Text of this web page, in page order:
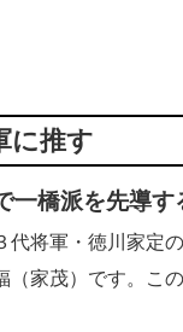
に推す
一橋派を先導す
将軍・徳川家定
（家茂）です。こ